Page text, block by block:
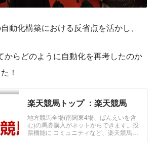
動化構築における反省点を活かし、
からどのように自動化を再考したのか
！
楽天競馬トップ ：楽天競馬
地方競馬全場(南関東4場、ばんえいを含
む)の馬券購入がネットからできます。投
票機能に コミュニティなど、楽天競馬で